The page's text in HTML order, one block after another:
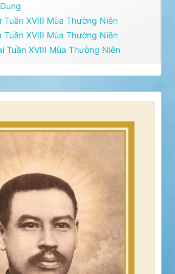
XVIII Mùa Thường Niên
XVIII Mùa Thường Niên
Tuần XVIII Mùa Thường Niên